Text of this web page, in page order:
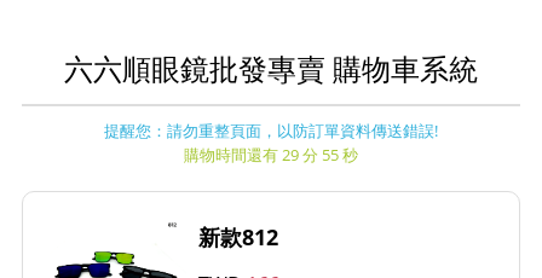
六六順眼鏡批發專賣 購物車系統
提醒您：請勿重整頁面，以防訂單資料傳送錯誤!
購物時間還有 29 分 54 秒
新款812